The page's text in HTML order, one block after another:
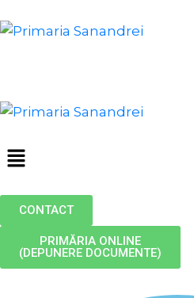
CONTACT
PRIMĂRIA ONLINE
(DEPUNERE DOCUMENTE)